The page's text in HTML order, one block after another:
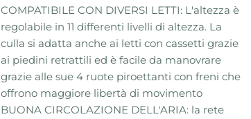
COMPATIBILE CON DIVERSI LETTI: L'altezza è
regolabile in 11 differenti livelli di altezza. La
culla si adatta anche ai letti con cassetti grazie
ai piedini retrattili ed è facile da manovrare
grazie alle sue 4 ruote piroettanti con freni che
offrono maggiore libertà di movimento
BUONA CIRCOLAZIONE DELL'ARIA: la rete